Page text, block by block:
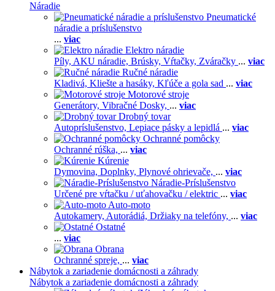
Náradie
Pneumatické
náradie a príslušenstvo
... viac
Elektro náradie
Píly, AKU náradie, Brúsky, Vŕtačky, Zváračky ... viac
Ručné náradie
Kladivá, Kliešte a hasáky, Kľúče a gola sad ... viac
Motorové stroje
Generátory, Vibračné Dosky, ... viac
Drobný tovar
Autopríslušenstvo, Lepiace pásky a lepidlá ... viac
Ochranné pomôcky
Ochranné rúška, ... viac
Kúrenie
Dymovina, Doplnky, Plynové ohrievače, ... viac
Náradie-Príslušenstvo
Určené pre vŕtačku / uťahovačku / elektric ... viac
Auto-moto
Autokamery, Autorádiá, Držiaky na telefóny, ... viac
Ostatné
... viac
Obrana
Ochranné spreje, ... viac
Nábytok a zariadenie domácnosti a záhrady
Nábytok a zariadenie domácnosti a záhrady